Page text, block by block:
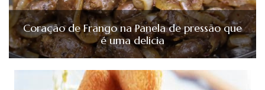
Coração de Frango na Panela de pressão que
é uma delicia